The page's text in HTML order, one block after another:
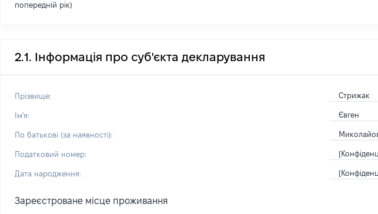
попередній рік)
2.1. Інформація про суб'єкта декларування
Прізвище: Стрижак
Ім'я: Євген
По батькові (за наявності):
Податковий номер:
Дата народження:
Зареєстроване місце проживання